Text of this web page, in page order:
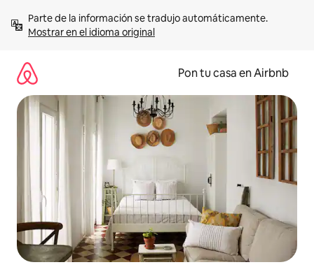
contenidoMostrar en el idioma original
Pon tu casa en Airbnb